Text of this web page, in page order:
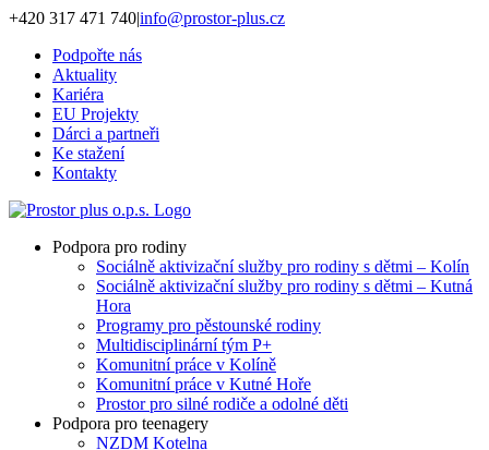
Přeskočit
obsah
+420 317 471 740|info@prostor-plus.cz
Podpořte nás
Aktuality
Kariéra
EU Projekty
Dárci a partneři
Ke stažení
Kontakty
Podpora pro rodiny
Sociálně aktivizační služby pro rodiny s dětmi – Kolín
Sociálně aktivizační služby pro rodiny s dětmi – Kutná
Hora
Programy pro pěstounské rodiny
Multidisciplinární tým P+
Komunitní práce v Kolíně
Komunitní práce v Kutné Hoře
Prostor pro silné rodiče a odolné děti
Podpora pro teenagery
NZDM Kotelna